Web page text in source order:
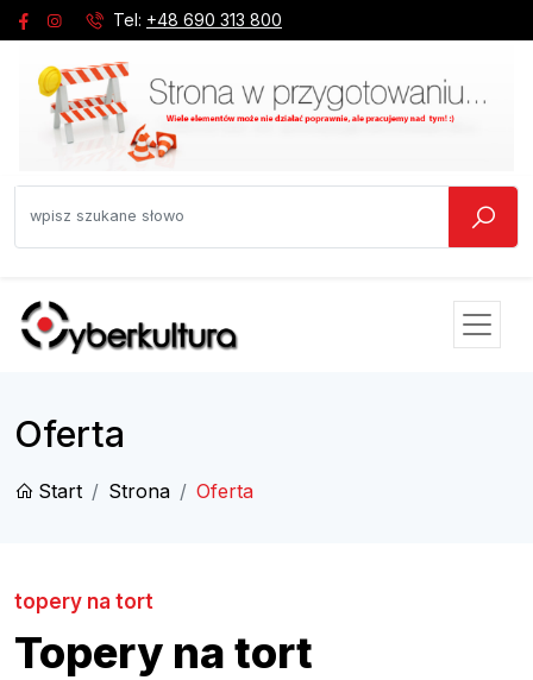
Tel: +48 690 313 800
Oferta
Start Strona Oferta
topery na tort
Topery na tort